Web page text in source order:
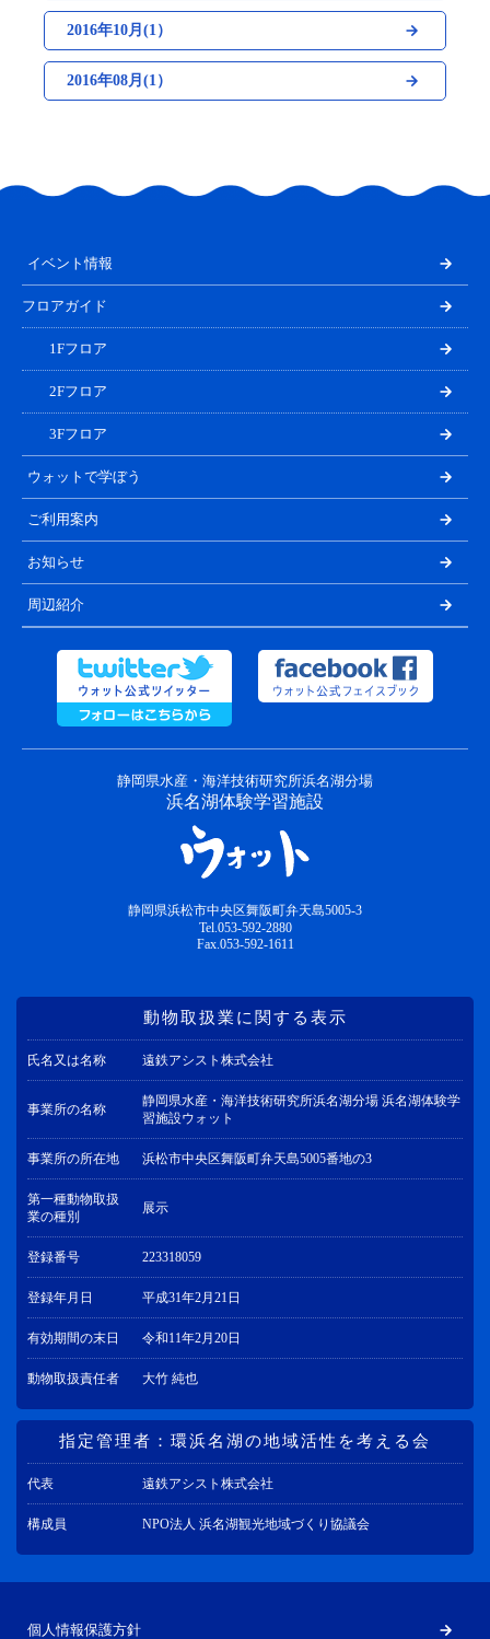
2016年10月(1）
2016年08月(1）
イベント情報
フロアガイド
1Fフロア
2Fフロア
3Fフロア
ウォットで学ぼう
ご利用案内
お知らせ
周辺紹介
静岡県水産・海洋技術研究所浜名湖分場
浜名湖体験学習施設
静岡県浜松市中央区舞阪町弁天島5005-3
Tel.053-592-2880
Fax.053-592-1611
動物取扱業に関する表示
氏名又は名称 遠鉄アシスト株式会社
事業所の名称
静岡県水産・海洋技術研究所浜名湖分場 浜名湖体験学
習施設ウォット
事業所の所在地 浜松市中央区舞阪町弁天島5005番地の3
第一種動物取扱
業の種別
展示
登録番号 223318059
登録年月日 平成31年2月21日
有効期間の末日 令和11年2月20日
動物取扱責任者 大竹 純也
指定管理者：環浜名湖の地域活性を考える会
代表 遠鉄アシスト株式会社
構成員 NPO法人 浜名湖観光地域づくり協議会
個人情報保護方針